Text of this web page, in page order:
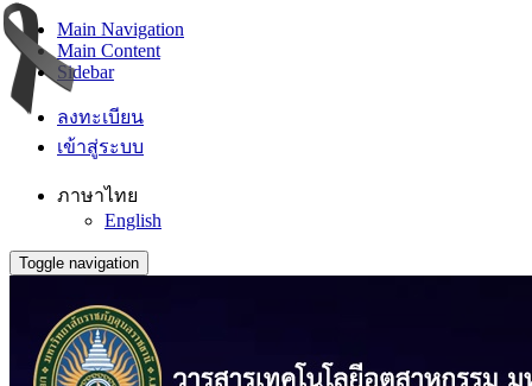
Main Navigation
Main Content
Sidebar
ลงทะเบียน
เข้าสู่ระบบ
ภาษาไทย
English
Toggle navigation